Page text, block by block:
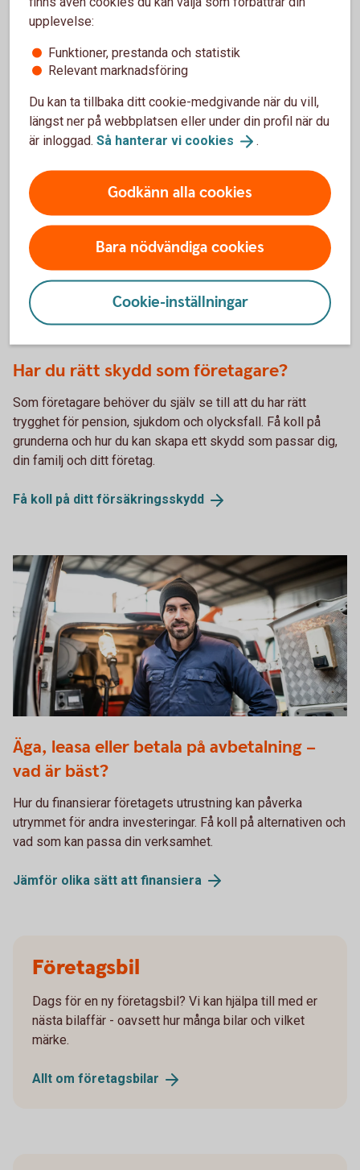
En webbshop kan hjälpa dig att nå fler kunder och skapa nya
intäkter. Få koll på vad du behöver tänka på – från e-
handelsplattform och betalningar till leveranser och hur
Kom igång med dine-handel
Two colleagues discusses.
Har du rätt skydd som företagare?
Som företagare behöver du själv se till att du har rätt
trygghet för pension, sjukdom och olycksfall. Få koll på
grunderna och hur du kan skapa ett skydd som passar dig,
din familj och ditt företag.
Få koll på ditt försäkringsskydd
Äga, leasa eller betala på avbetalning –
vad är bäst?
Hur du finansierar företagets utrustning kan påverka
utrymmet för andra investeringar. Få koll på alternativen och
vad som kan passa din verksamhet.
Jämför olika sätt att finansiera
Företagsbil
Dags för en ny företagsbil? Vi kan hjälpa till med er
nästa bilaffär - oavsett hur många bilar och vilket
märke.
Allt om företagsbilar
upplevelse:
Funktioner, prestanda och statistik
Relevant marknadsföring
Du kan ta tillbaka ditt cookie-medgivande när du vill,
längst ner på webbplatsen eller under din profil när du
är inloggad. Så hanterar vi cookies .
Godkänn alla cookies
Bara nödvändiga cookies
Cookie-inställningar